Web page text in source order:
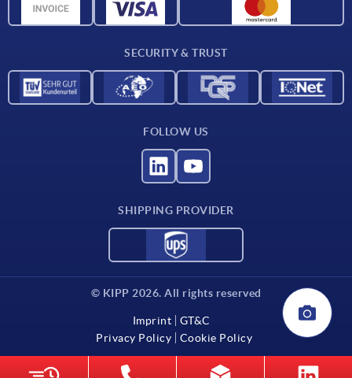
CAD data
SECURITY & TRUST
FOLLOW US
SHIPPING PROVIDER
© KIPP 2026. All rights reserved
Imprint
GT&C
Privacy Policy
Cookie Policy